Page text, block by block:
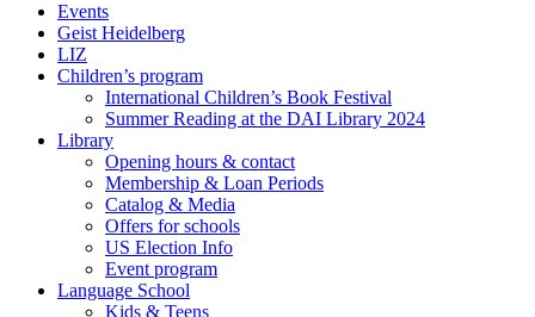
Events
Geist Heidelberg
LIZ
Children’s program
International Children’s Book Festival
Summer Reading at the DAI Library 2024
Library
Opening hours & contact
Membership & Loan Periods
Catalog & Media
Offers for schools
US Election Info
Event program
Language School
Kids & Teens